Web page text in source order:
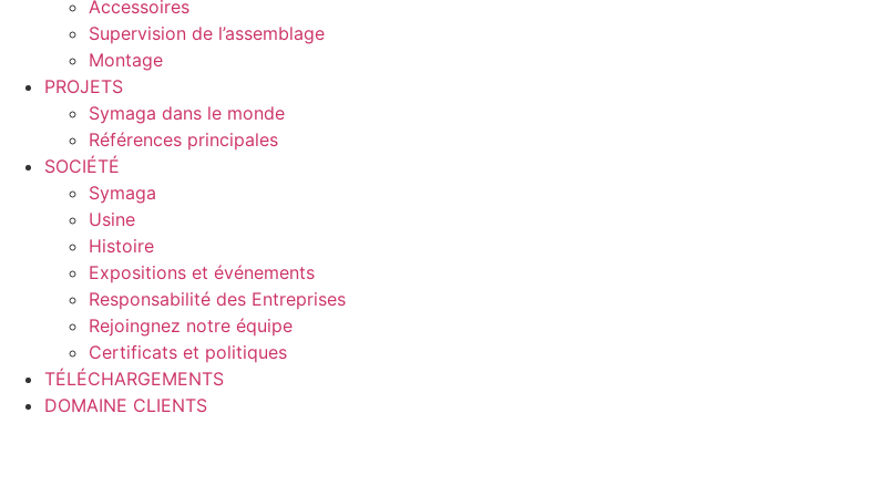
Accessoires
Supervision de l’assemblage
Montage
PROJETS
Symaga dans le monde
Références principales
SOCIÉTÉ
Symaga
Usine
Histoire
Expositions et événements
Responsabilité des Entreprises
Rejoingnez notre équipe
Certificats et politiques
TÉLÉCHARGEMENTS
DOMAINE CLIENTS